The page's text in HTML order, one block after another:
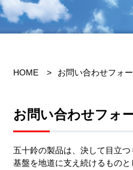
HOME お問い合わせフォ
お問い合わせフォ
五十鈴の製品は、決して目立
基盤を地道に支え続けるもの